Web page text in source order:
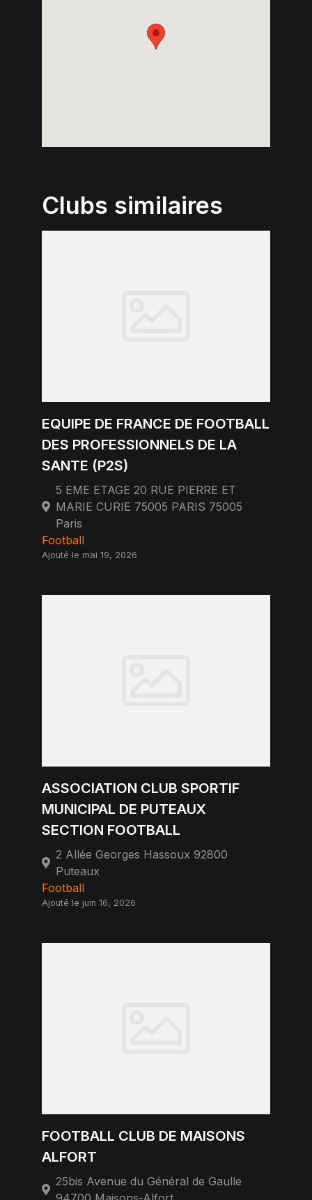
Clubs similaires
EQUIPE DE FRANCE DE FOOTBALL
DES PROFESSIONNELS DE LA
SANTE (P2S)
5 EME ETAGE 20 RUE PIERRE ET
MARIE CURIE 75005 PARIS 75005
Paris
Football
Ajouté le mai 19, 2026
ASSOCIATION CLUB SPORTIF
MUNICIPAL DE PUTEAUX
SECTION FOOTBALL
2 Allée Georges Hassoux 92800
Puteaux
Football
Ajouté le juin 16, 2026
FOOTBALL CLUB DE MAISONS
ALFORT
25bis Avenue du Général de Gaulle